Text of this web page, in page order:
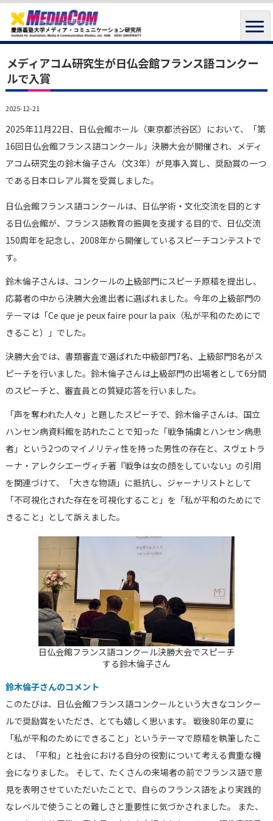
メディアコム研究生が日仏会館フランス語コンクー
ルで入賞
2025-12-21
2025年11月22日、日仏会館ホール（東京都渋谷区）において、「第
16回日仏会館フランス語コンクール」決勝大会が開催され、メディ
アコム研究生の鈴木倫子さん（文3年）が見事入賞し、奨励賞の一つ
である日本ロレアル賞を受賞しました。
日仏会館フランス語コンクールは、日仏学術・文化交流を目的とす
る日仏会館が、フランス語教育の振興を支援する目的で、日仏交流
150周年を記念し、2008年から開催しているスピーチコンテストで
す。
鈴木倫子さんは、コンクールの上級部門にスピーチ原稿を提出し、
応募者の中から決勝大会進出者に選ばれました。今年の上級部門の
テーマは「Ce que je peux faire pour la paix（私が平和のためにで
きること）」でした。
決勝大会では、書類審査で選ばれた中級部門7名、上級部門8名がス
ピーチを行いました。鈴木倫子さんは上級部門の出場者として6分間
のスピーチと、審査員との質疑応答を行いました。
「声を奪われた人々」と題したスピーチで、鈴木倫子さんは、国立
ハンセン病資料館を訪れたことで知った「戦争捕虜とハンセン病患
者」という2つのマイノリティ性を持った男性の存在と、スヴェトラ
ーナ・アレクシエーヴィチ著『戦争は女の顔をしていない』の引用
を関連づけて、「大きな物語」に抵抗し、ジャーナリストとして
「不可視化された存在を可視化すること」を「私が平和のためにで
きること」として訴えました。
日仏会館フランス語コンクール決勝大会でスピーチ
する鈴木倫子さん
鈴木倫子さんのコメント
このたびは、日仏会館フランス語コンクールという大きなコンクー
ルで奨励賞をいただき、とても嬉しく思います。 戦後80年の夏に
「私が平和のためにできること」というテーマで原稿を執筆したこ
とは、「平和」と社会における自分の役割について考える貴重な機
会になりました。 そして、たくさんの来場者の前でフランス語で意
見を表明させていただいたことで、自らのフランス語をより実践的
なレベルで使うことの難しさと重要性に気づかされました。 また、